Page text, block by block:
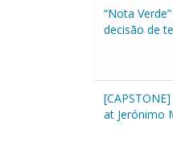
“Nota
decisão de
at Jerónimo